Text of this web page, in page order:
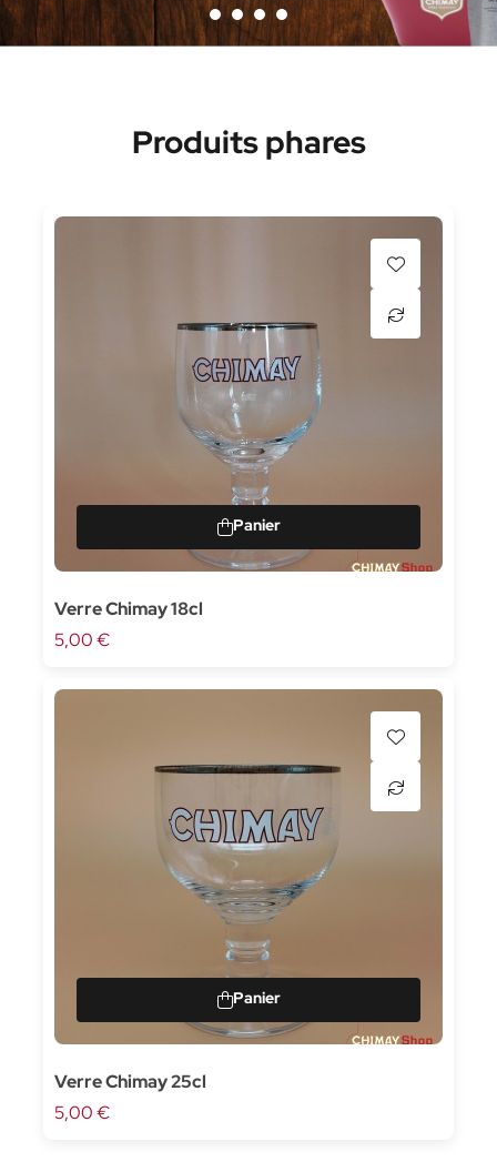
Produits phares
Verre Chimay 18cl
5,00 €
Verre Chimay 25cl
5,00 €